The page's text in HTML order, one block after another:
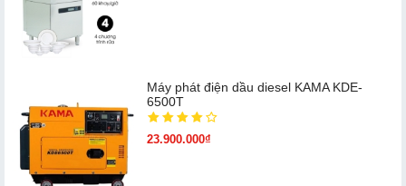
Máy phát điện dầu diesel KAMA KDE-
6500T
23.900.000₫